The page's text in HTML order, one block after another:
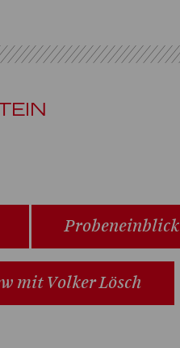
Probeneinblick
mit Volker Lösch